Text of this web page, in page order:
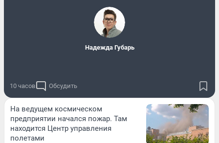
Надежда Губарь
10 часов Обсудить
На ведущем космическом
предприятии начался пожар. Там
находится Центр управления
полетами